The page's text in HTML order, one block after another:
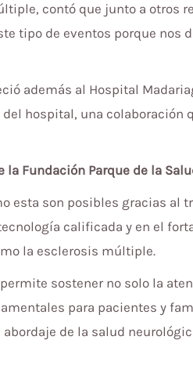
contó que junto a otros
tipo de eventos porque nos
además al Hospital
hospital, una colaboración
la Fundación Parque de la
esta son posibles gracias al
calificada y en el
la esclerosis múltiple.
sostener no solo la
para pacientes y
de la salud